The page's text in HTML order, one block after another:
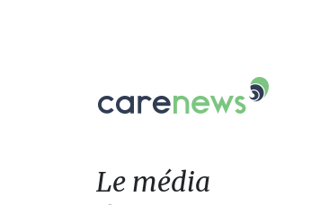
Le
acteurs
de
Le média